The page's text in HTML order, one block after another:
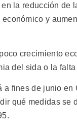
la reducción de
y
crecimiento
del sida o la
a fines de junio
qué medidas se